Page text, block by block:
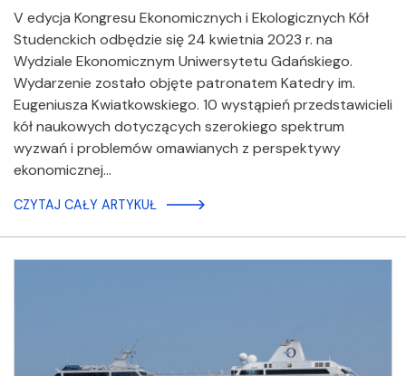
V edycja Kongresu Ekonomicznych i Ekologicznych Kół
Studenckich odbędzie się 24 kwietnia 2023 r. na
Wydziale Ekonomicznym Uniwersytetu Gdańskiego.
Wydarzenie zostało objęte patronatem Katedry im.
Eugeniusza Kwiatkowskiego. 10 wystąpień przedstawicieli
kół naukowych dotyczących szerokiego spektrum
wyzwań i problemów omawianych z perspektywy
ekonomicznej…
CZYTAJ CAŁY ARTYKUŁ